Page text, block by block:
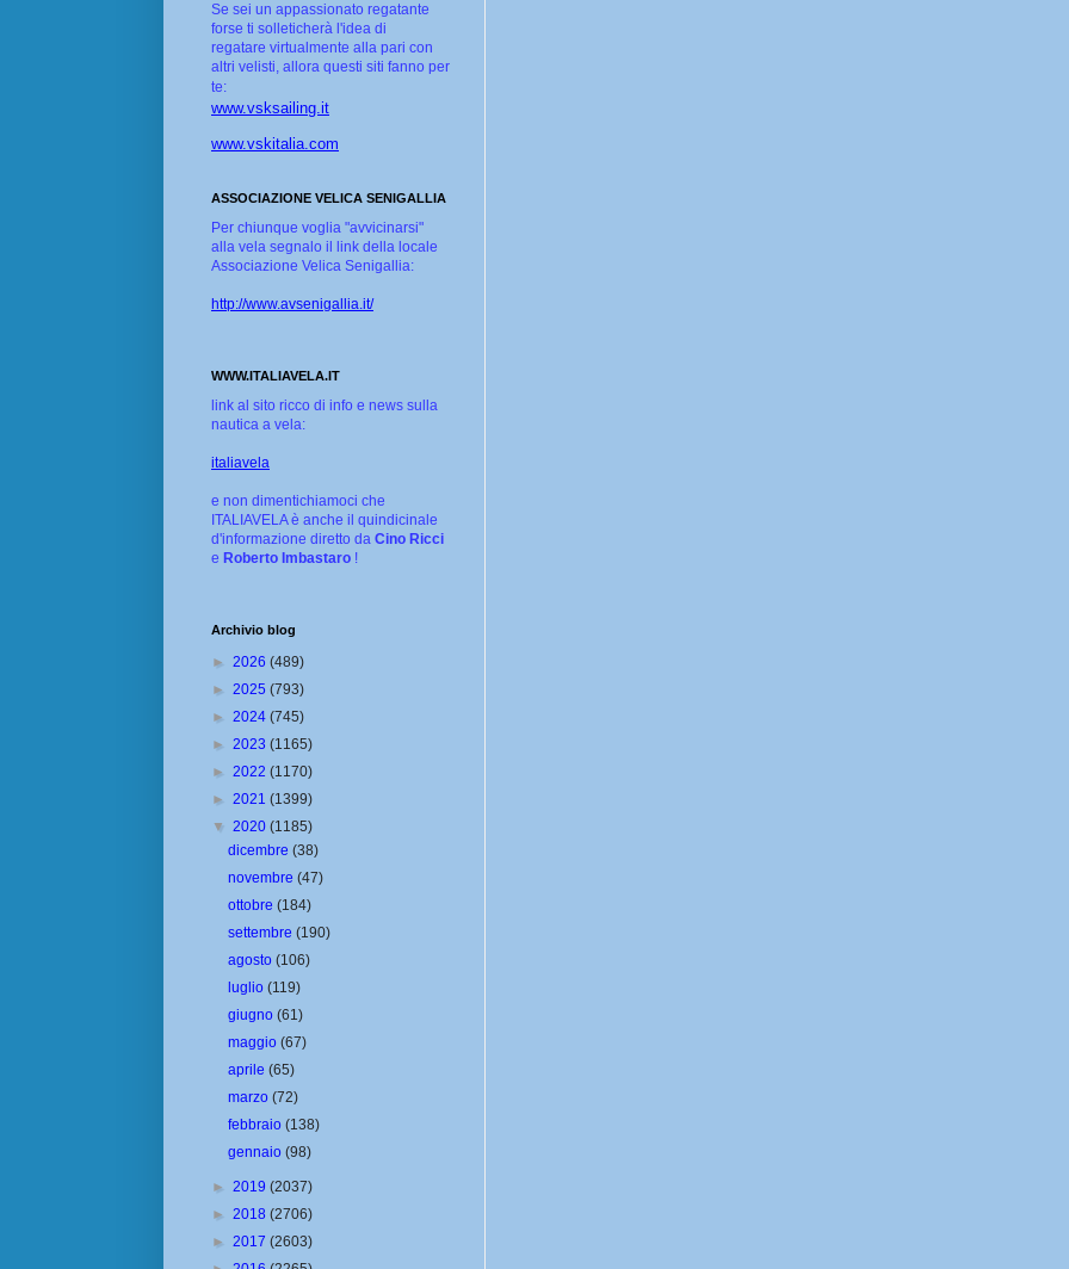
Se sei un appassionato regatante
forse ti solleticherà l'idea di
regatare virtualmente alla pari con
altri velisti, allora questi siti fanno per
te:
www.vsksailing.it
www.vskitalia.com
ASSOCIAZIONE VELICA SENIGALLIA
Per chiunque voglia "avvicinarsi"
alla vela segnalo il link della locale
Associazione Velica Senigallia:
http://www.avsenigallia.it/
WWW.ITALIAVELA.IT
link al sito ricco di info e news sulla
nautica a vela:
italiavela
e non dimentichiamoci che
ITALIAVELA è anche il quindicinale
d'informazione diretto da Cino Ricci
e Roberto Imbastaro !
Archivio blog
► 2026 (489)
► 2025 (793)
► 2024 (745)
► 2023 (1165)
► 2022 (1170)
► 2021 (1399)
▼ 2020 (1185)
dicembre(38)
novembre(47)
ottobre(184)
settembre(190)
agosto(106)
luglio(119)
giugno(61)
maggio(67)
aprile(65)
marzo(72)
febbraio(138)
gennaio(98)
► 2019 (2037)
► 2018 (2706)
► 2017 (2603)